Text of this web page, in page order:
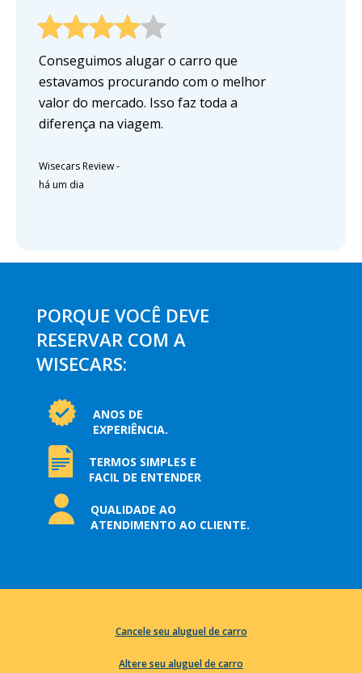
Conseguimos alugar o carro que
estavamos procurando com o melhor
valor do mercado. Isso faz toda a
diferença na viagem.
Wisecars Review-
há um dia
PORQUE VOCÊ DEVE
RESERVAR COM A
WISECARS:
ANOS DE
EXPERIÊNCIA.
TERMOS SIMPLES E
FACIL DE ENTENDER
QUALIDADE AO
ATENDIMENTO AO CLIENTE.
Cancele seu aluguel de carro
Altere seu aluguel de carro